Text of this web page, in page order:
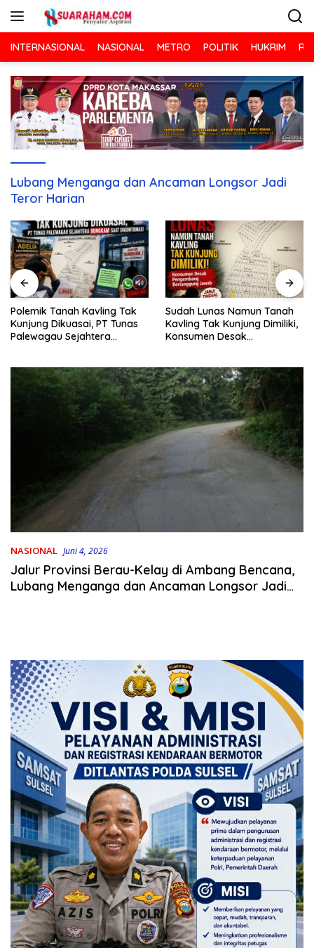
INTERNASIONAL NASIONAL METRO POLITIK HUKRIM
Lubang Menganga dan Ancaman Longsor Jadi
Teror Harian
Polemik Tanah Kavling Tak
Kunjung Dikuasai, PT Tunas
Palewagau Sejahtera
Sudah Lunas Namun Tanah
Kavling Tak Kunjung Dimiliki,
Konsumen Desak
NASIONAL Juni 4, 2026
Jalur Provinsi Berau-Kelay di Ambang Bencana,
Lubang Menganga dan Ancaman Longsor Jadi